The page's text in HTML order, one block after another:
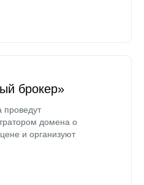
брокер»
проведут
домена о
и организуют